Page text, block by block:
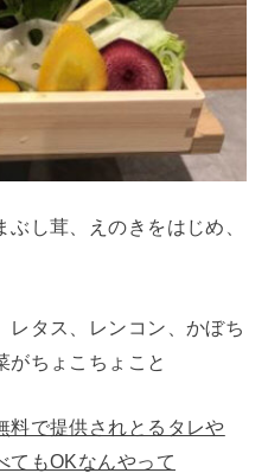
し茸、えのきをはじめ、
レタス、レンコン、かぼち
がちょこちょこと
料で提供されとるタレや
てもOKなんやって